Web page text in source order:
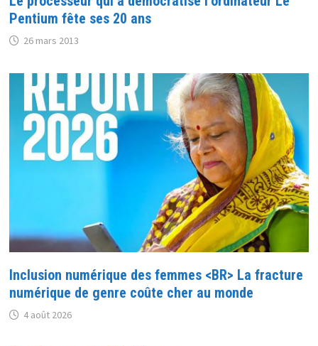
Pentium fête ses 20 ans
26 mars 2013
Inclusion numérique des femmes <BR> La fracture
numérique de genre coûte cher au monde
4 août 2026